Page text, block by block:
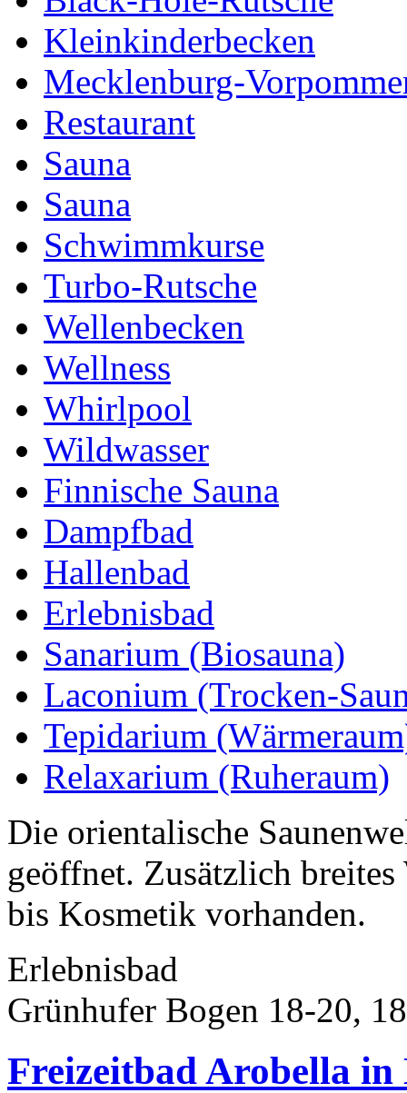
Kleinkinderbecken
Mecklenburg-
Restaurant
Sauna
Sauna
Schwimmkurse
Turbo-Rutsche
Wellenbecken
Wellness
Whirlpool
Wildwasser
Finnische Sauna
Dampfbad
Hallenbad
Erlebnisbad
Sanarium (Biosauna)
Laconium (Trocken-
Tepidarium
Relaxarium (Ruheraum)
Die orientalische
geöffnet. Zusätzlich
bis Kosmetik vorhanden.
Erlebnisbad
Grünhufer Bogen 18-20,
Freizeitbad Arobella in